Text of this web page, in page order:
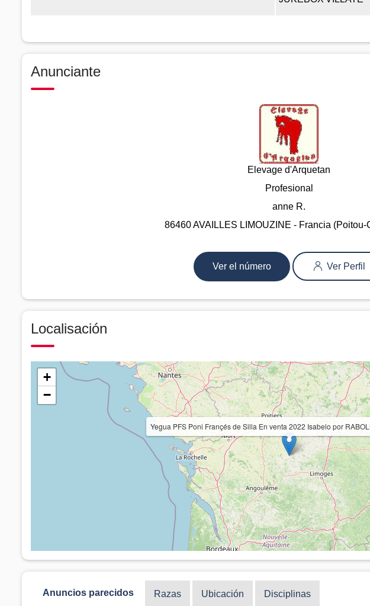
Anunciante
Elevage d'Arquetan
Profesional
anne R.
86460 AVAILLES LIMOUZINE - Francia (Poitou-
Ver el número Ver Perfil
Localisación
Yegua PFS Poni Françés de Silla En venta 2022 Isabelo por
+
−
Anuncios parecidos Razas Ubicación Disciplinas